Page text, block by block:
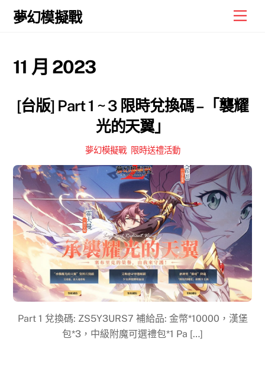
Skip
夢幻模擬戰
11 月 2023
[台版] Part 1 ~ 3 限時兌換碼 –「襲耀
光的天翼」
夢幻模擬戰, 限時送禮活動
Part 1 兌換碼: ZS5Y3URS7 補給品: 金幣*10000，漢堡
包*3，中級附魔可選禮包*1 Pa […]